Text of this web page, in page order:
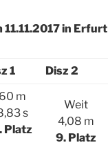
11.11.2017 in Erfurt
1 Disz 2
60 m
s
Platz
Weit
4,08 m
9. Platz